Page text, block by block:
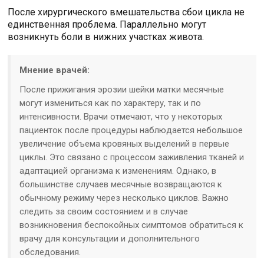
После хирургического вмешательства сбои цикла не
единственная проблема. Параллельно могут
возникнуть боли в нижних участках живота.
Мнение врачей:
После прижигания эрозии шейки матки месячные
могут измениться как по характеру, так и по
интенсивности. Врачи отмечают, что у некоторых
пациенток после процедуры наблюдается небольшое
увеличение объема кровяных выделений в первые
циклы. Это связано с процессом заживления тканей и
адаптацией организма к изменениям. Однако, в
большинстве случаев месячные возвращаются к
обычному режиму через несколько циклов. Важно
следить за своим состоянием и в случае
возникновения беспокойных симптомов обратиться к
врачу для консультации и дополнительного
обследования.